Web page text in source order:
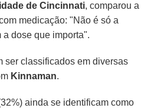
de Cincinnati, comparou a
medicação: "Não é só a
a dose que importa".
ser classificados em diversas
Kinnaman.
ainda se identificam como